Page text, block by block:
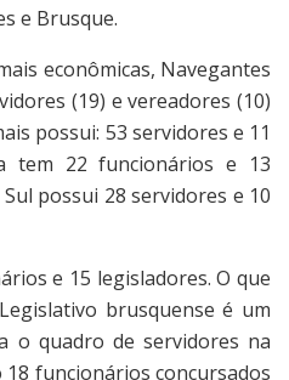
e Brusque.
econômicas, Navegantes
(19) e vereadores (10)
possui: 53 servidores e 11
tem 22 funcionários e 13
possui 28 servidores e 10
e 15 legisladores. O que
brusquense é um
o quadro de servidores na
funcionários concursados